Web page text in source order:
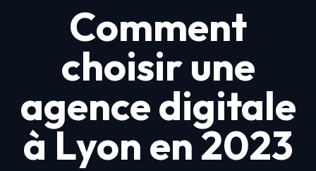
Comment
choisir une
agence digitale
à Lyon en 2023